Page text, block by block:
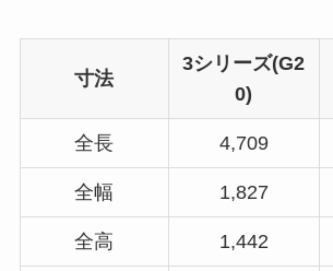
寸法
3シリーズ(G2
0)
全長 4,709
全幅 1,827
全高 1,442